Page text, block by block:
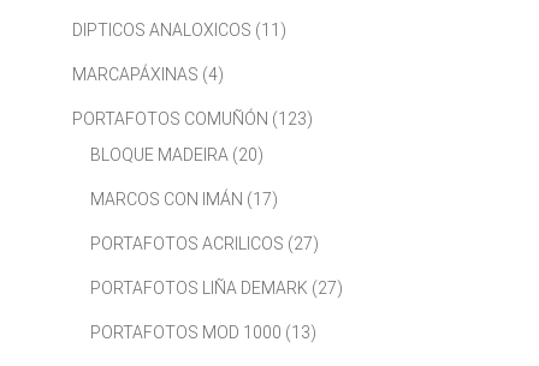
DIPTICOS ANALOXICOS (11)
MARCAPÁXINAS (4)
PORTAFOTOS COMUÑÓN (123)
BLOQUE MADEIRA (20)
MARCOS CON IMÁN (17)
PORTAFOTOS ACRILICOS (27)
PORTAFOTOS LIÑA DEMARK (27)
PORTAFOTOS MOD 1000 (13)